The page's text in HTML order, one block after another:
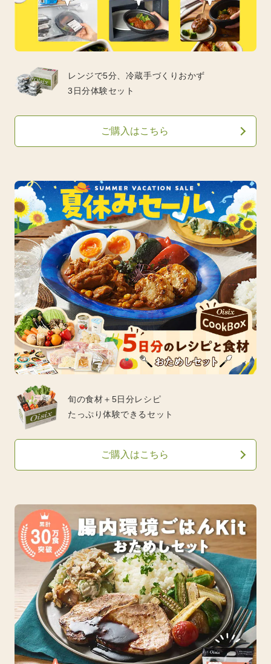
レンジで5分、冷蔵手づくりおかず
3日分体験セット
ご購入はこちら
旬の食材＋5日分レシピ
たっぷり体験できるセット
ご購入はこちら